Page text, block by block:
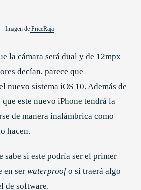
Imagen dePriceRaja
la cámara será dual y de 12mpx
decían, parece que
nuevo sistema iOS 10. Además de
que este nuevo iPhone tendrá la
de manera inalámbrica como
hacen.
sabe si este podría ser el primer
en ser waterproofo si traerá algo
de software.